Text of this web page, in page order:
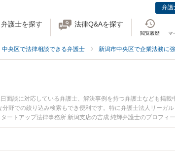
弁護
弁護士を探す 法律Q&Aを探す
閲覧履歴 マ
中央区で法律相談できる弁護士 新潟市中央区で企業法務に
談に対応している弁護士、解決事例を持つ弁護士なども掲載
野での絞り込み検索もでき便利です。特に弁護士法人リーガ
ートアップ法律事務所 新潟支店の吉成 純輝弁護士のプロフィ
ブルを今すぐに弁護士に相談したい』『人材・HR業界のト
内の弁護士に相談予約したい』などでお困りの相談者さんにお